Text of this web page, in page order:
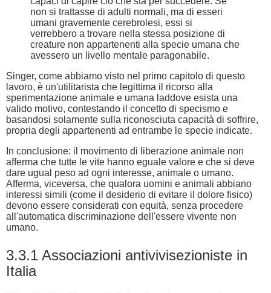
non si trattasse di adulti normali, ma di esseri
umani gravemente cerebrolesi, essi si
verrebbero a trovare nella stessa posizione di
creature non appartenenti alla specie umana che
avessero un livello mentale paragonabile.
Singer, come abbiamo visto nel primo capitolo di questo
lavoro, è un'utilitarista che legittima il ricorso alla
sperimentazione animale e umana laddove esista una
valido motivo, contestando il concetto di specismo e
basandosi solamente sulla riconosciuta capacità di soffrire,
propria degli appartenenti ad entrambe le specie indicate.
In conclusione: il movimento di liberazione animale non
afferma che tutte le vite hanno eguale valore e che si deve
dare ugual peso ad ogni interesse, animale o umano.
Afferma, viceversa, che qualora uomini e animali abbiano
interessi simili (come il desiderio di evitare il dolore fisico)
devono essere considerati con equità, senza procedere
all'automatica discriminazione dell'essere vivente non
umano.
3.3.1 Associazioni antivivisezioniste in
Italia